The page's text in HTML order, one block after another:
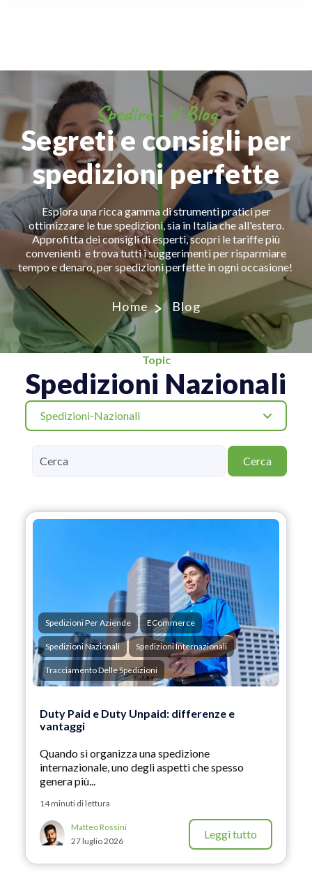
Spedire - il Blog
Segreti e consigli per
spedizioni perfette
Esplora una ricca gamma di strumenti pratici per
ottimizzare le tue spedizioni, sia in Italia che all'estero.
Approfitta dei consigli di esperti, scopri le tariffe più
convenienti e trova tutti i suggerimenti per risparmiare
tempo e denaro, per spedizioni perfette in ogni occasione!
Home Blog
Topic
Spedizioni Nazionali
Spedizioni-Nazionali
Cerca
Spedizioni Per Aziende ECommerce
Spedizioni Nazionali Spedizioni Internazionali
Tracciamento Delle Spedizioni
Duty Paid e Duty Unpaid: differenze e
vantaggi
Quando si organizza una spedizione
internazionale, uno degli aspetti che spesso
genera più...
14 minuti di lettura
Matteo Rossini
27 luglio 2026
Leggi tutto